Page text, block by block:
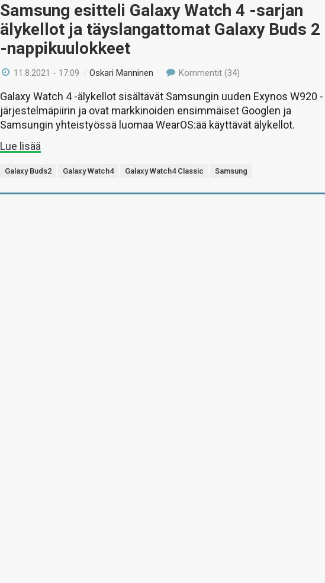
Samsung esitteli Galaxy Watch 4 -sarjan
älykellot ja täyslangattomat Galaxy Buds 2
-nappikuulokkeet
11.8.2021 - 17:09 /Oskari Manninen Kommentit (34)
Galaxy Watch 4 -älykellot sisältävät Samsungin uuden Exynos W920 -
järjestelmäpiirin ja ovat markkinoiden ensimmäiset Googlen ja
Samsungin yhteistyössä luomaa WearOS:ää käyttävät älykellot.
Lue lisää
Galaxy Buds2 Galaxy Watch4 Galaxy Watch4 Classic Samsung